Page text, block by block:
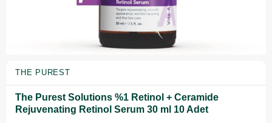
THE PUREST
The Purest Solutions %1 Retinol + Ceramide
Rejuvenating Retinol Serum 30 ml 10 Adet